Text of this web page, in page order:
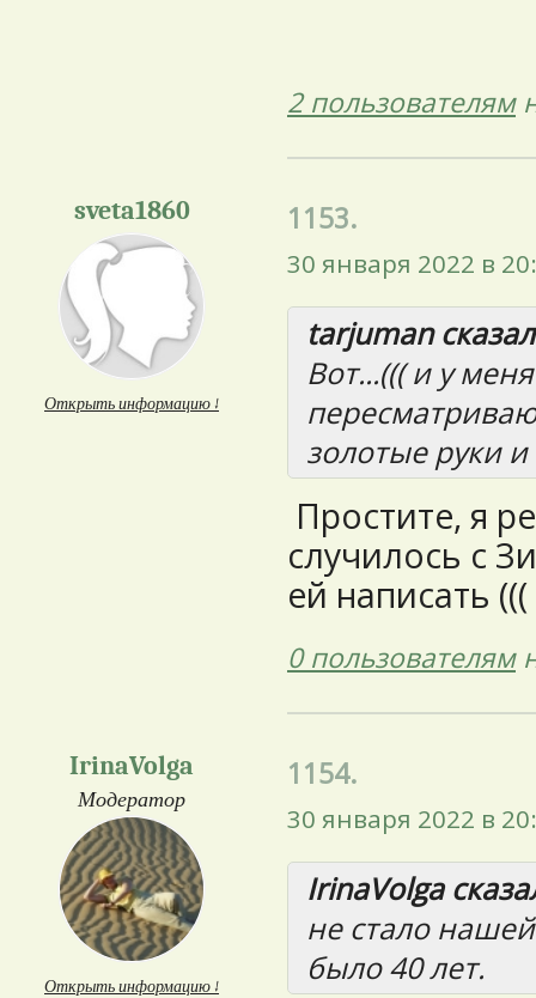
2 пользователям
sveta1860
Открыть информацию ↓
1153.
30 января 2022 в
tarjuman
Вот...((( и у
золотые руки
Простите, я
случилось с
ей написать (((
0 пользователям
IrinaVolga
Модератор
Открыть информацию ↓
1154.
30 января 2022 в
IrinaVolga
не стало
было 40 лет.